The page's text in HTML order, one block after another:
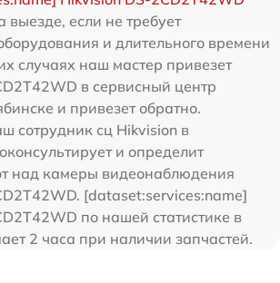
выезде, если не требует
и длительного времени
случаях наш мастер привезет
в сервисный центр
и привезет обратно.
сотрудник сц Hikvision в
и определит
над камеры видеонаблюдения
[dataset:services:name]
по нашей статистике в
2 часа при наличии запчастей.